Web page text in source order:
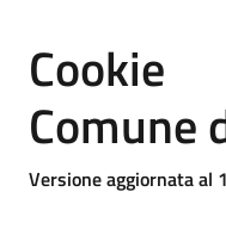
Comune
Versione aggiornata al